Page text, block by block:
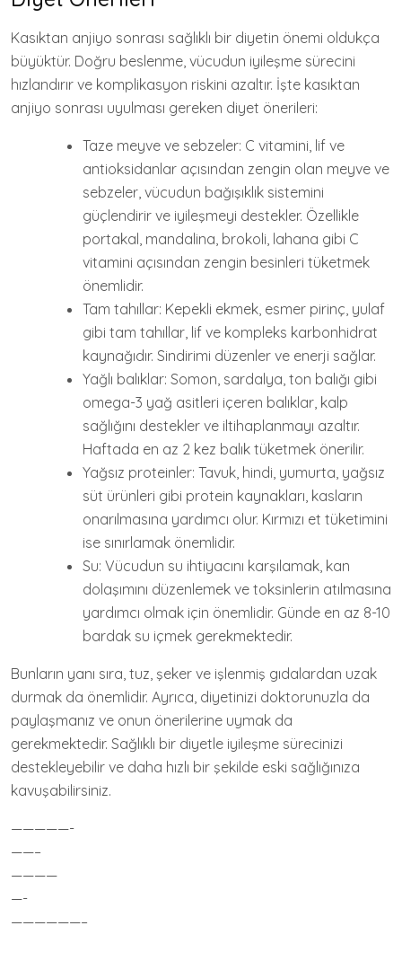
Kasıktan anjiyo sonrası sağlıklı bir diyetin önemi oldukça
büyüktür. Doğru beslenme, vücudun iyileşme sürecini
hızlandırır ve komplikasyon riskini azaltır. İşte kasıktan
anjiyo sonrası uyulması gereken diyet önerileri:
Taze meyve ve sebzeler: C vitamini, lif ve
antioksidanlar açısından zengin olan meyve ve
sebzeler, vücudun bağışıklık sistemini
güçlendirir ve iyileşmeyi destekler. Özellikle
portakal, mandalina, brokoli, lahana gibi C
vitamini açısından zengin besinleri tüketmek
önemlidir.
Tam tahıllar: Kepekli ekmek, esmer pirinç, yulaf
gibi tam tahıllar, lif ve kompleks karbonhidrat
kaynağıdır. Sindirimi düzenler ve enerji sağlar.
Yağlı balıklar: Somon, sardalya, ton balığı gibi
omega-3 yağ asitleri içeren balıklar, kalp
sağlığını destekler ve iltihaplanmayı azaltır.
Haftada en az 2 kez balık tüketmek önerilir.
Yağsız proteinler: Tavuk, hindi, yumurta, yağsız
süt ürünleri gibi protein kaynakları, kasların
onarılmasına yardımcı olur. Kırmızı et tüketimini
ise sınırlamak önemlidir.
Su: Vücudun su ihtiyacını karşılamak, kan
dolaşımını düzenlemek ve toksinlerin atılmasına
yardımcı olmak için önemlidir. Günde en az 8-10
bardak su içmek gerekmektedir.
Bunların yanı sıra, tuz, şeker ve işlenmiş gıdalardan uzak
durmak da önemlidir. Ayrıca, diyetinizi doktorunuzla da
paylaşmanız ve onun önerilerine uymak da
gerekmektedir. Sağlıklı bir diyetle iyileşme sürecinizi
destekleyebilir ve daha hızlı bir şekilde eski sağlığınıza
kavuşabilirsiniz.
—————-
——–
————
—-
——————–